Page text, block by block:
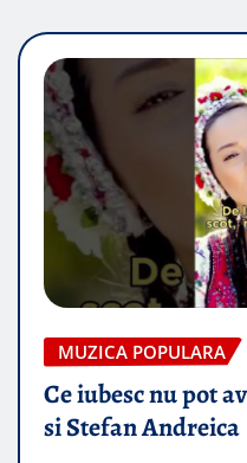
MUZICA POPULARA
Ce iubesc nu pot
si Stefan Andreica